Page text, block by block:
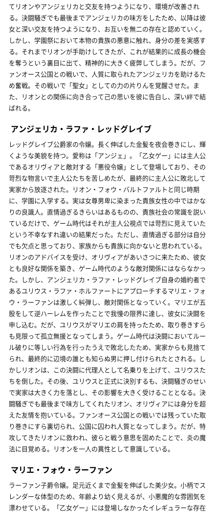
てリオンやアンジェリカと交友を持つようになり、環境が改善され
る。決闘騒ぎでも最後までアンジェリカの味方をしたため、以降は彼
女と深い交友を持つようになり、お互いを無二の存在と認めていく。
しかし、学園祭において本物の貴族の悪意に触れ、身分の差を実感す
る。それまでリオンが手助けしてきたが、これが結果的に成長の機会
を奪うという裏目に出て、精神的に大きく疲弊してしまう。だが、フ
ァンオース公国との戦いで、人質に取られたアンジェリカを助けるた
め奮戦。その戦いで「聖女」としての力の片りんを覚醒させた。ま
た、リオンとの関係に向き合って己の思いを彼に告白し、深い絆で結
ばれる。
アンジェリカ・ラファ・レッドグレイブ
レッドグレイブ公爵家の令嬢。長く伸ばした金髪を夜会巻きにし、輝
くような美貌を持つ。愛称は「アンジェ」。「乙女ゲー」には主人公
であるオリヴィアと敵対する「悪役令嬢」として登場しており、その
苛烈な物言いで主人公たちを苦しめたが、最終的に主人公に敗北して
実家から放逐された。リオン・フォウ・バルトファルトと同じ時期
に、学園に入学する。実は女尊男卑に染まった貴族女性の中ではかな
りの良識人。直情過ぎるきらいはあるものの、貴族社会の常識を説い
ているだけで、ゲーム時代はそれが主人公視点では苛烈に見えていた
という不幸なすれ違いの結果だった。ただし、直情過ぎる部分は自分
でも欠点と思っており、家族からも貴族に向かないと思われている。
リオンのアドバイスを受け、オリヴィアがあいさつに来たため、彼女
とも良好な関係を築き、ゲーム時代のような敵対関係にはならなかっ
た。しかし、アンジェリカ・ラファ・レッドグレイブ自身の婚約者で
あるユリウス・ラファ・ホルファートにアプローチするマリエ・フォ
ウ・ラーファンは激しく糾弾し、敵対関係となっていく。マリエが五
股をして逆ハーレムを作ったことで我慢の限界に達し、彼女に決闘を
申し込む。だが、ユリウスがマリエの肩を持ったため、取り巻きすら
も見限って孤立無援となってしまう。ゲーム時代は決闘においてルー
ル破りに等しい行為を行ったうえで敗北したため、実家からも見捨て
られ、最終的に辺境の誰とも知らぬ男に押し付けられたとされる。し
かしリオンは、この決闘に代理人として名乗りを上げて、ユリウスた
ちを倒した。その後、ユリウスと正式に決別するも、決闘騒ぎのせい
で実家は大きく力を落とし、その影響を大きく受けることとなる。決
闘騒ぎでも最後まで味方してくれたリオン、オリヴィアには身分を超
えた友情を抱いている。ファンオース公国との戦いでは残っていた取
り巻きにすら裏切られ、公国に囚われ人質となってしまう。だが、特
攻してきたリオンに救われ、彼らと戦う意思を固めたことで、炎の魔
法に目覚める。リオンを一人の異性として意識している。
マリエ・フォウ・ラーファン
ラーファン子爵令嬢。足元近くまで金髪を伸ばした美少女。小柄でス
レンダーな体型のため、年齢より幼く見えるが、小悪魔的な雰囲気を
漂わせている。「乙女ゲー」には登場しなかったイレギュラーな存在